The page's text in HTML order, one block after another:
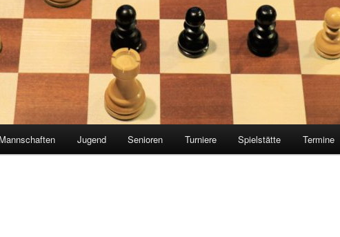
Mannschaften Jugend Senioren Turniere Spielstätte Termine